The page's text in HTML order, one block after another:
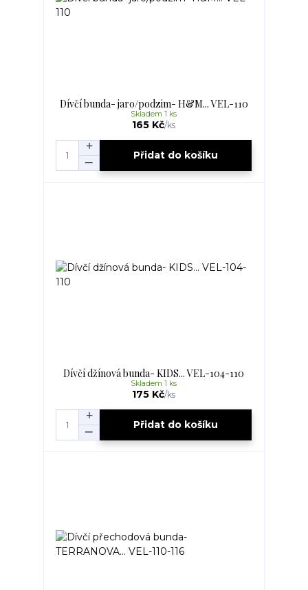
Dívčí bunda- jaro/podzim- H&M... VEL-110
165 Kč/ks
Skladem 1 ks
Přidat do košíku
Dívčí džínová bunda- KIDS... VEL-104-110
175 Kč/ks
Skladem 1 ks
Přidat do košíku